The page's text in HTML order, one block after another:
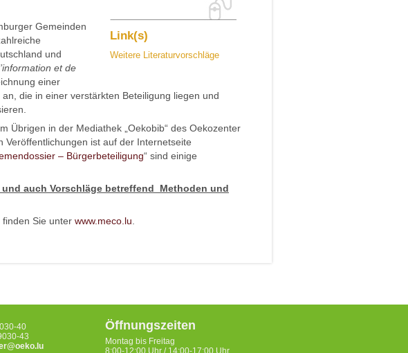
Link(s)
Weitere Literaturvorschläge
Gemeinden
und
et de
einer
die in einer verstärkten Beteiligung liegen und
Übrigen in der Mediathek „Oekobib“ des Oekozenter
Veröffentlichungen ist auf der Internetseite
– Bürgerbeteiligung“ sind einige
auch Vorschläge betreffend Methoden und
Sie unter www.meco.lu
40
43
Öffnungszeiten
Montag bis Freitag
8:00-12:00 Uhr / 14:00-17:00 Uhr